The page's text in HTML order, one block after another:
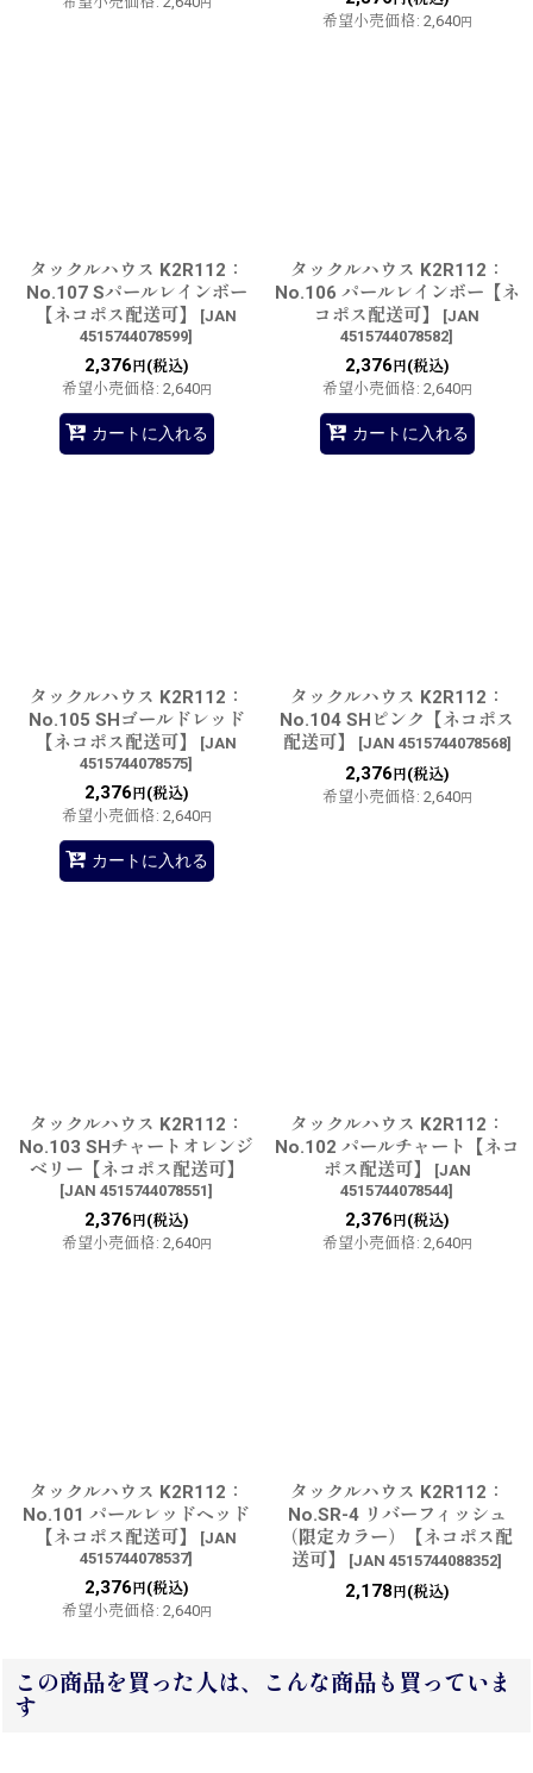
円
希望小売価格: 2,640円
タックルハウス K2R112：
No.107 Sパールレインボー
【ネコポス配送可】
[JAN
4515744078599]
2,376 円(税込)
希望小売価格: 2,640円
カートに入れる
タックルハウス K2R112：
No.106 パールレインボー【ネ
コポス配送可】
[JAN
4515744078582]
2,376 円(税込)
希望小売価格: 2,640円
カートに入れる
タックルハウス K2R112：
No.105 SHゴールドレッド
【ネコポス配送可】
[JAN
4515744078575]
2,376 円(税込)
希望小売価格: 2,640円
カートに入れる
タックルハウス K2R112：
No.104 SHピンク【ネコポス
配送可】
[JAN 4515744078568]
2,376 円(税込)
希望小売価格: 2,640円
タックルハウス K2R112：
No.103 SHチャートオレンジ
ベリー【ネコポス配送可】
[JAN 4515744078551]
2,376 円(税込)
希望小売価格: 2,640円
タックルハウス K2R112：
No.102 パールチャート【ネコ
ポス配送可】
[JAN
4515744078544]
2,376 円(税込)
希望小売価格: 2,640円
タックルハウス K2R112：
No.101 パールレッドヘッド
【ネコポス配送可】
[JAN
4515744078537]
2,376 円(税込)
希望小売価格: 2,640円
タックルハウス K2R112：
No.SR-4 リバーフィッシュ
（限定カラー）【ネコポス配
送可】
[JAN 4515744088352]
2,178 円(税込)
この商品を買った人は、こんな商品も買っていま
す